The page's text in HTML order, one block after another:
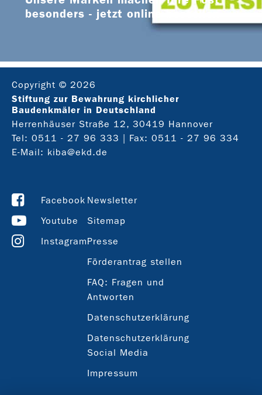
besonders - jetzt online bestellen
Copyright © 2026
Stiftung zur Bewahrung kirchlicher
Baudenkmäler in Deutschland
Herrenhäuser Straße 12, 30419 Hannover
Tel: 0511 - 27 96 333
| Fax: 0511 - 27 96 334
E-Mail: kiba@ekd.de
Facebook
Youtube
Instagram
Newsletter
Sitemap
Presse
Förderantrag stellen
FAQ: Fragen und
Antworten
Datenschutzerklärung
Datenschutzerklärung
Social Media
Impressum